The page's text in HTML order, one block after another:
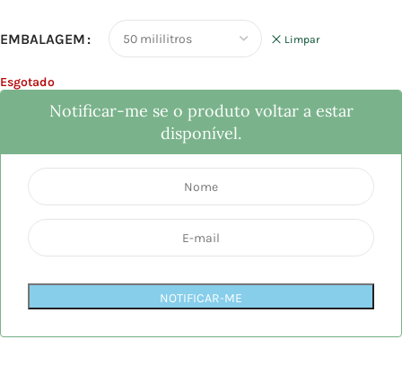
EMBALAGEM Limpar
Esgotado
Notificar-me se o produto voltar a estar
disponível.
NOTIFICAR-ME